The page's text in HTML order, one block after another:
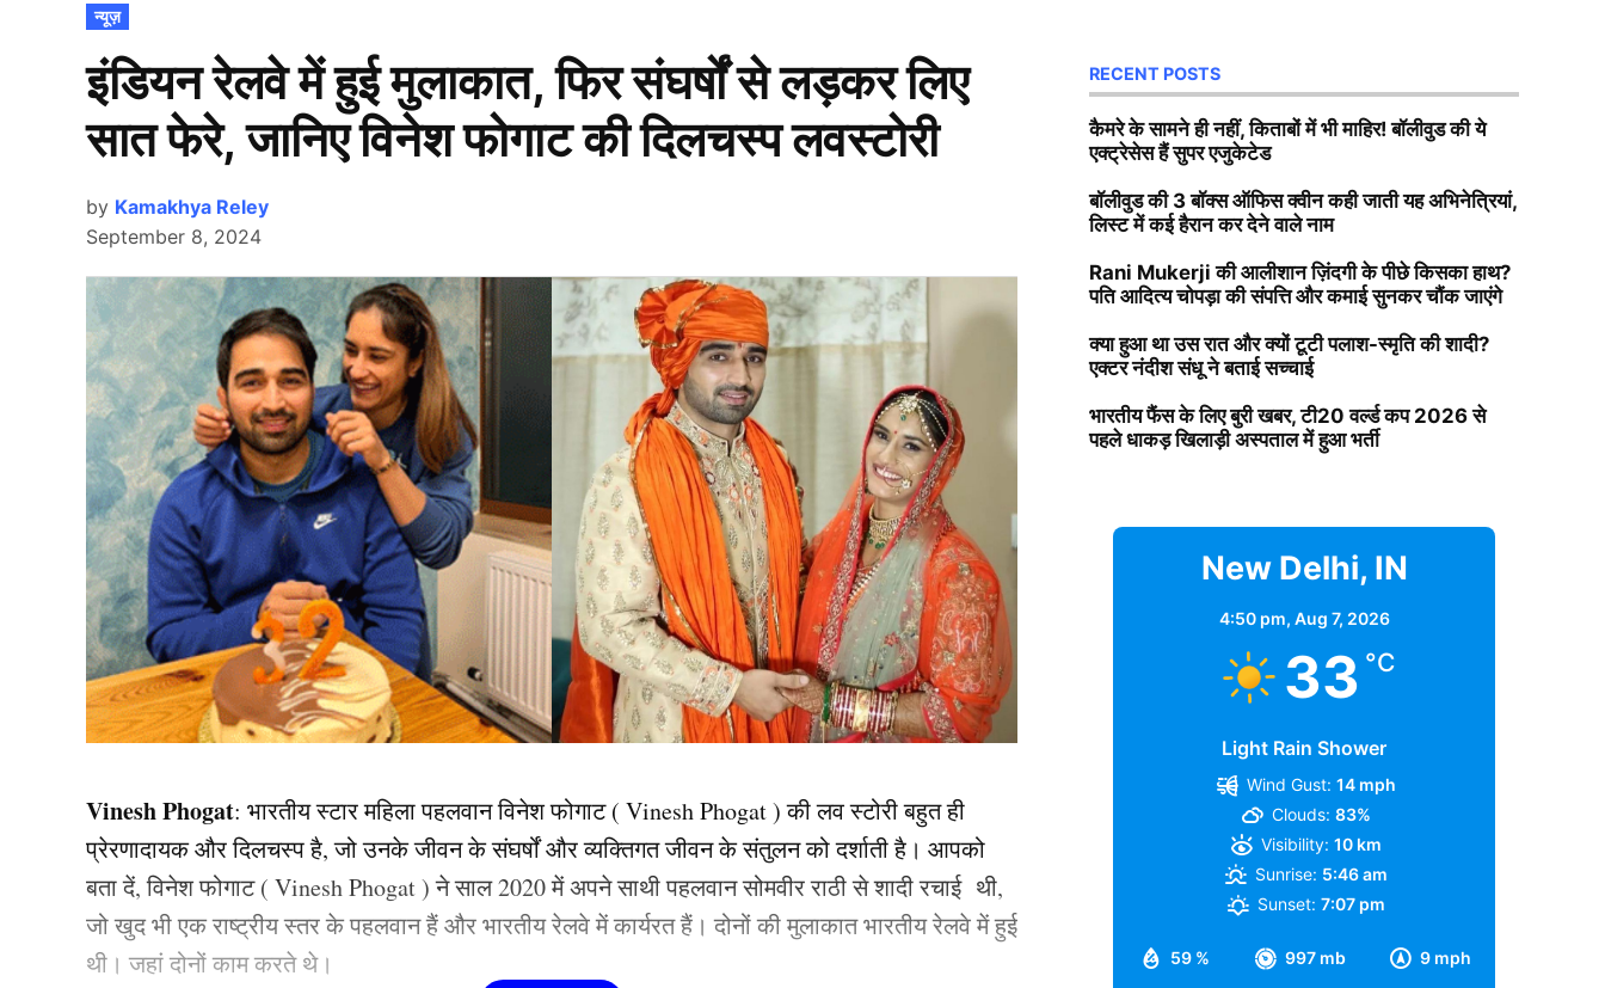
POSTED
IN
न्यूज़
इंडियन रेलवे में हुई मुलाकात, फिर संघर्षों से लड़कर लिए
सात फेरे, जानिए विनेश फोगाट की दिलचस्प लवस्टोरी
by Kamakhya Reley
September 8, 2024
Vinesh Phogat: भारतीय स्टार महिला पहलवान विनेश फोगाट ( Vinesh Phogat ) की लव स्टोरी बहुत ही
प्रेरणादायक और दिलचस्प है, जो उनके जीवन के संघर्षों और व्यक्तिगत जीवन के संतुलन को दर्शाती है। आपको
बता दें, विनेश फोगाट ( Vinesh Phogat ) ने साल 2020 में अपने साथी पहलवान सोमवीर राठी से शादी रचाई थी,
जो खुद भी एक राष्ट्रीय स्तर के पहलवान हैं और भारतीय रेलवे में कार्यरत हैं। दोनों की मुलाकात भारतीय रेलवे में हुई
थी। जहां दोनों काम करते थे।
RECENT POSTS
कैमरे के सामने ही नहीं, किताबों में भी माहिर! बॉलीवुड की ये
एक्ट्रेसेस हैं सुपर एजुकेटेड
बॉलीवुड की 3 बॉक्स ऑफिस क्वीन कही जाती यह अभिनेत्रियां,
लिस्ट में कई हैरान कर देने वाले नाम
Rani Mukerji की आलीशान ज़िंदगी के पीछे किसका हाथ?
पति आदित्य चोपड़ा की संपत्ति और कमाई सुनकर चौंक जाएंगे
क्या हुआ था उस रात और क्यों टूटी पलाश-स्मृति की शादी?
एक्टर नंदीश संधू ने बताई सच्चाई
भारतीय फैंस के लिए बुरी खबर, टी20 वर्ल्ड कप 2026 से
पहले धाकड़ खिलाड़ी अस्पताल में हुआ भर्ती
New Delhi, IN
4:50 pm, Aug 7, 2026
33 °C
Light Rain Shower
59 % 997 mb 9 mph
Wind Gust: 14 mph
Clouds: 83%
Visibility: 10 km
Sunrise: 5:46 am
Sunset: 7:07 pm